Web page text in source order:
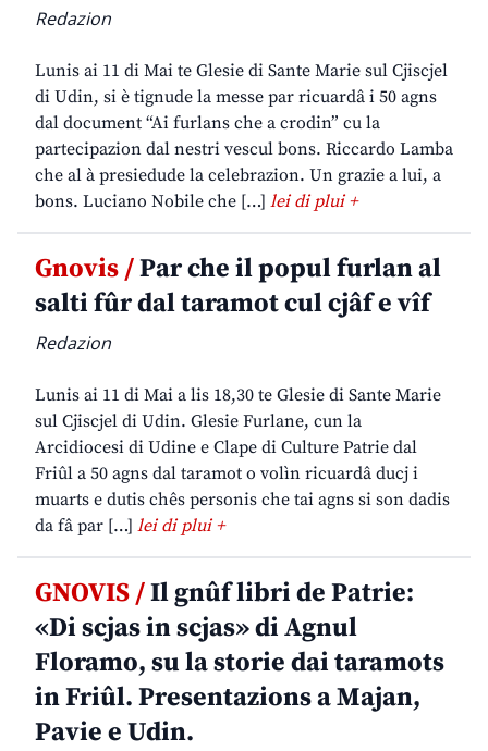
Redazion
Lunis ai 11 di Mai te Glesie di Sante Marie sul Cjiscjel
di Udin, si è tignude la messe par ricuardâ i 50 agns
dal document “Ai furlans che a crodin” cu la
partecipazion dal nestri vescul bons. Riccardo Lamba
che al à presiedude la celebrazion. Un grazie a lui, a
bons. Luciano Nobile che […] lei di plui +
Gnovis /Par che il popul furlan al
salti fûr dal taramot cul cjâf e vîf
Redazion
Lunis ai 11 di Mai a lis 18,30 te Glesie di Sante Marie
sul Cjiscjel di Udin. Glesie Furlane, cun la
Arcidiocesi di Udine e Clape di Culture Patrie dal
Friûl a 50 agns dal taramot o volìn ricuardâ ducj i
muarts e dutis chês personis che tai agns si son dadis
da fâ par […] lei di plui +
GNOVIS /Il gnûf libri de Patrie:
«Di scjas in scjas» di Agnul
Floramo, su la storie dai taramots
in Friûl. Presentazions a Majan,
Pavie e Udin.